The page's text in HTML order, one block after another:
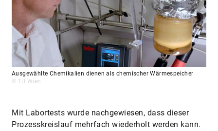
Ausgewählte Chemikalien dienen als chemischer Wärmespeicher
© TU Wien
Mit Labortests wurde nachgewiesen, dass dieser
Prozesskreislauf mehrfach wiederholt werden kann.